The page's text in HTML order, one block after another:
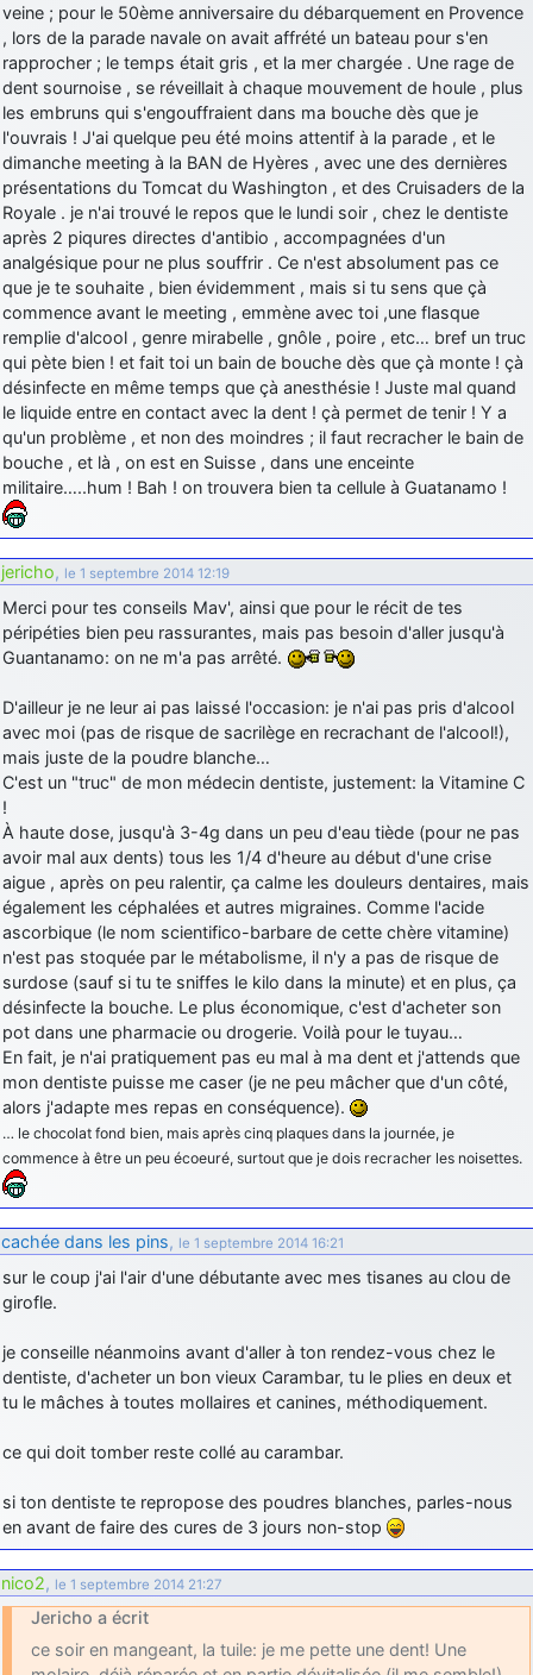
veine ; pour le 50ème anniversaire du débarquement en Provence
, lors de la parade navale on avait affrété un bateau pour s'en
rapprocher ; le temps était gris , et la mer chargée . Une rage de
dent sournoise , se réveillait à chaque mouvement de houle , plus
les embruns qui s'engouffraient dans ma bouche dès que je
l'ouvrais ! J'ai quelque peu été moins attentif à la parade , et le
dimanche meeting à la BAN de Hyères , avec une des dernières
présentations du Tomcat du Washington , et des Cruisaders de la
Royale . je n'ai trouvé le repos que le lundi soir , chez le dentiste
après 2 piqures directes d'antibio , accompagnées d'un
analgésique pour ne plus souffrir . Ce n'est absolument pas ce
que je te souhaite , bien évidemment , mais si tu sens que çà
commence avant le meeting , emmène avec toi ,une flasque
remplie d'alcool , genre mirabelle , gnôle , poire , etc… bref un truc
qui pète bien ! et fait toi un bain de bouche dès que çà monte ! çà
désinfecte en même temps que çà anesthésie ! Juste mal quand
le liquide entre en contact avec la dent ! çà permet de tenir ! Y a
qu'un problème , et non des moindres ; il faut recracher le bain de
bouche , et là , on est en Suisse , dans une enceinte
militaire…..hum ! Bah ! on trouvera bien ta cellule à Guatanamo !
jericho, le 1 septembre 2014 12:19
Merci pour tes conseils Mav', ainsi que pour le récit de tes
péripéties bien peu rassurantes, mais pas besoin d'aller jusqu'à
Guantanamo: on ne m'a pas arrêté.
D'ailleur je ne leur ai pas laissé l'occasion: je n'ai pas pris d'alcool
avec moi (pas de risque de sacrilège en recrachant de l'alcool!),
mais juste de la poudre blanche…
C'est un "truc" de mon médecin dentiste, justement: la Vitamine C
!
À haute dose, jusqu'à 3-4g dans un peu d'eau tiède (pour ne pas
avoir mal aux dents) tous les 1/4 d'heure au début d'une crise
aigue , après on peu ralentir, ça calme les douleurs dentaires, mais
également les céphalées et autres migraines. Comme l'acide
ascorbique (le nom scientifico-barbare de cette chère vitamine)
n'est pas stoquée par le métabolisme, il n'y a pas de risque de
surdose (sauf si tu te sniffes le kilo dans la minute) et en plus, ça
désinfecte la bouche. Le plus économique, c'est d'acheter son
pot dans une pharmacie ou drogerie. Voilà pour le tuyau…
En fait, je n'ai pratiquement pas eu mal à ma dent et j'attends que
mon dentiste puisse me caser (je ne peu mâcher que d'un côté,
alors j'adapte mes repas en conséquence).
… le chocolat fond bien, mais après cinq plaques dans la journée, je
commence à être un peu écoeuré, surtout que je dois recracher les noisettes.
cachée dans les pins, le 1 septembre 2014 16:21
sur le coup j'ai l'air d'une débutante avec mes tisanes au clou de
girofle.
je conseille néanmoins avant d'aller à ton rendez-vous chez le
dentiste, d'acheter un bon vieux Carambar, tu le plies en deux et
tu le mâches à toutes mollaires et canines, méthodiquement.
ce qui doit tomber reste collé au carambar.
si ton dentiste te repropose des poudres blanches, parles-nous
en avant de faire des cures de 3 jours non-stop
nico2, le 1 septembre 2014 21:27
Jericho a écrit
ce soir en mangeant, la tuile: je me pette une dent! Une